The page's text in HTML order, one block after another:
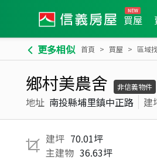
買屋
更多相似 首頁 買屋 區域
鄉村美農舍 非信義物件
地址 南投縣埔里鎮中正路 建
建坪 70.01坪
主建物 36.63坪